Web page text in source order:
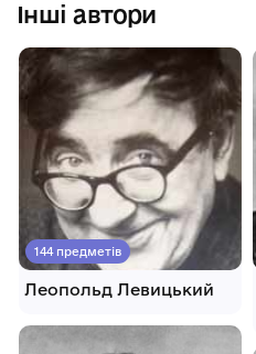
Інші автори
144 предметів
Леопольд Левицький